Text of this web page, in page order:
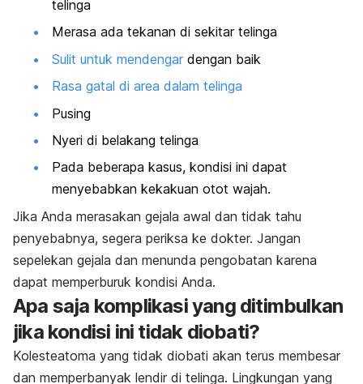
telinga
Merasa ada tekanan di sekitar telinga
Sulit untuk mendengar dengan baik
Rasa gatal di area dalam telinga
Pusing
Nyeri di belakang telinga
Pada beberapa kasus, kondisi ini dapat
menyebabkan kekakuan otot wajah.
Jika Anda merasakan gejala awal dan tidak tahu
penyebabnya, segera periksa ke dokter. Jangan
sepelekan gejala dan menunda pengobatan karena
dapat memperburuk kondisi Anda.
Apa saja komplikasi yang ditimbulkan
jika kondisi ini tidak diobati?
Kolesteatoma yang tidak diobati akan terus membesar
dan memperbanyak lendir di telinga. Lingkungan yang